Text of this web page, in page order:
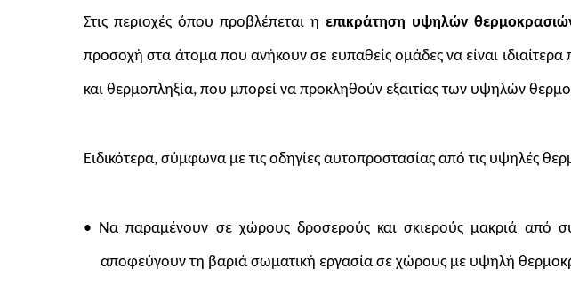
Στις περιοχές όπου προβλέπεται η επικράτηση υψηλών
προσοχή στα άτομα που ανήκουν σε ευπαθείς ομάδες να είναι
και θερμοπληξία, που μπορεί να προκληθούν εξαιτίας των υψηλών
Ειδικότερα, σύμφωνα με τις οδηγίες αυτοπροστασίας από τις υψηλές
• Να παραμένουν σε χώρους δροσερούς και σκιερούς μακριά από
αποφεύγουν τη βαριά σωματική εργασία σε χώρους με υψηλή